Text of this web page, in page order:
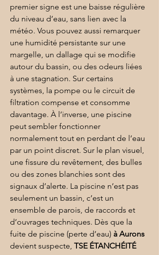
premier signe est une baisse régulière
du niveau d’eau, sans lien avec la
météo. Vous pouvez aussi remarquer
une humidité persistante sur une
margelle, un dallage qui se modifie
autour du bassin, ou des odeurs liées
à une stagnation. Sur certains
systèmes, la pompe ou le circuit de
filtration compense et consomme
davantage. À l’inverse, une piscine
peut sembler fonctionner
normalement tout en perdant de l’eau
par un point discret. Sur le plan visuel,
une fissure du revêtement, des bulles
ou des zones blanchies sont des
signaux d’alerte. La piscine n’est pas
seulement un bassin, c’est un
ensemble de parois, de raccords et
d’ouvrages techniques. Dès que la
fuite de piscine (perte d’eau) à Aurons
devient suspecte, TSE ÉTANCHÉITÉ